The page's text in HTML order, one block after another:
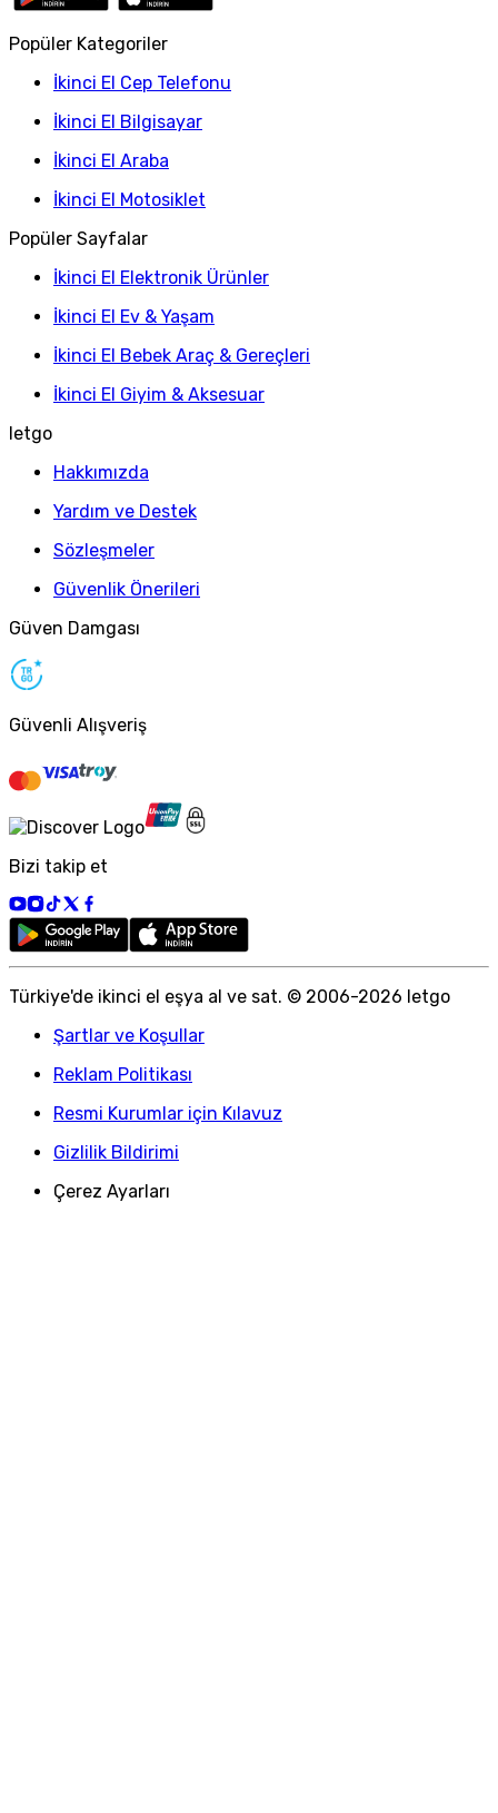
Popüler Kategoriler
İkinci El Cep Telefonu
İkinci El Bilgisayar
İkinci El Araba
İkinci El Motosiklet
Popüler Sayfalar
İkinci El Elektronik Ürünler
İkinci El Ev & Yaşam
İkinci El Bebek Araç & Gereçleri
İkinci El Giyim & Aksesuar
letgo
Hakkımızda
Yardım ve Destek
Sözleşmeler
Güvenlik Önerileri
Güven Damgası
Güvenli Alışveriş
Bizi takip et
Türkiye'de ikinci el eşya al ve sat. © 2006-2026 letgo
Şartlar ve Koşullar
Reklam Politikası
Resmi Kurumlar için Kılavuz
Gizlilik Bildirimi
Çerez Ayarları